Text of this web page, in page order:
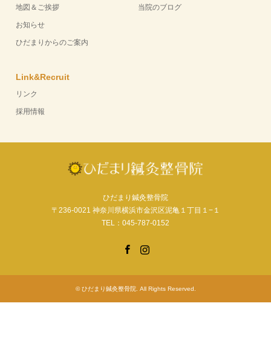
地図＆ご挨拶
お知らせ
ひだまりからのご案内
当院のブログ
Link&Recruit
リンク
採用情報
ひだまり鍼灸整骨院
〒236-0021 神奈川県横浜市金沢区泥亀１丁目１−１
TEL：045-787-0152
©ひだまり鍼灸整骨院. All Rights Reserved.